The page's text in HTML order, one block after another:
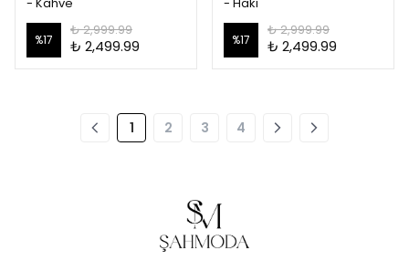
%17
₺ 2,999.99
₺ 2,499.99 %17
₺ 2,999.99
₺ 2,499.99
1 2 3 4